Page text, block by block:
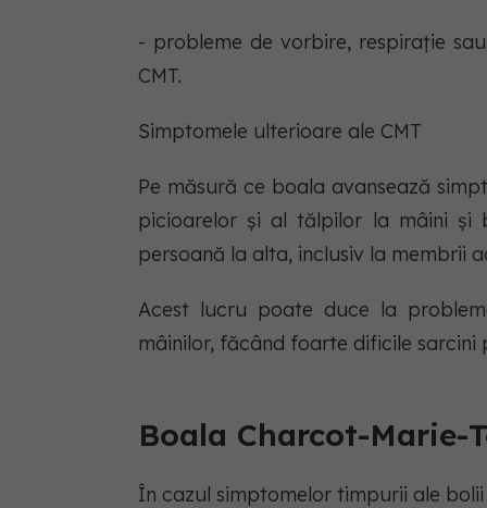
- probleme de vorbire, respirație
CMT.
Simptomele ulterioare ale CMT
Pe măsură ce boala avansează
picioarelor și al tălpilor la mâini și
persoană la alta, inclusiv la membrii
Acest lucru poate duce la
mâinilor, făcând foarte dificile
Boala Charcot-
În cazul simptomelor timpurii ale